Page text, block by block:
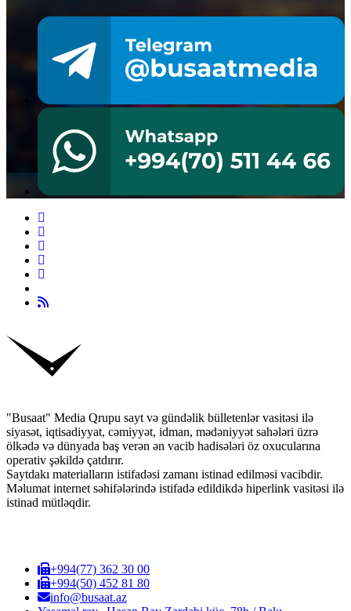
"Busaat" Media Qrupu sayt və gündəlik bülletenlər vasitəsi ilə
siyasət, iqtisadiyyat, cəmiyyət, idman, mədəniyyət sahələri üzrə
ölkədə və dünyada baş verən ən vacib hadisələri öz oxucularına
operativ şəkildə çatdırır.
Saytdakı materialların istifadəsi zamanı istinad edilməsi vacibdir.
Məlumat internet səhifələrində istifadə edildikdə hiperlink vasitəsi ilə
istinad mütləqdir.
+994(77) 362 30 00
+994(50) 452 81 80
info@busaat.az